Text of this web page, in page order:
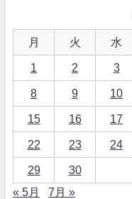
月 火 水
1 2 3
8 9 10
15 16 17
22 23 24
29
30
« 5月
7月 »